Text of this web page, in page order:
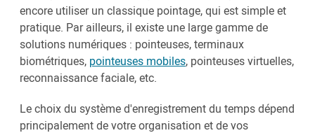
encore utiliser un classique pointage, qui est simple et
pratique. Par ailleurs, il existe une large gamme de
solutions numériques : pointeuses, terminaux
biométriques, pointeuses mobiles, pointeuses virtuelles,
reconnaissance faciale, etc.
Le choix du système d'enregistrement du temps dépend
principalement de votre organisation et de vos